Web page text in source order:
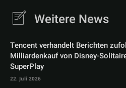
Weitere News
Tencent verhandelt Berichten
Milliardenkauf von Disney-
SuperPlay
22. Juli 2026